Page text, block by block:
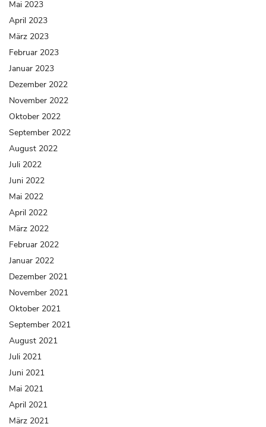
Mai 2023
April 2023
März 2023
Februar 2023
Januar 2023
Dezember 2022
November 2022
Oktober 2022
September 2022
August 2022
Juli 2022
Juni 2022
Mai 2022
April 2022
März 2022
Februar 2022
Januar 2022
Dezember 2021
November 2021
Oktober 2021
September 2021
August 2021
Juli 2021
Juni 2021
Mai 2021
April 2021
März 2021